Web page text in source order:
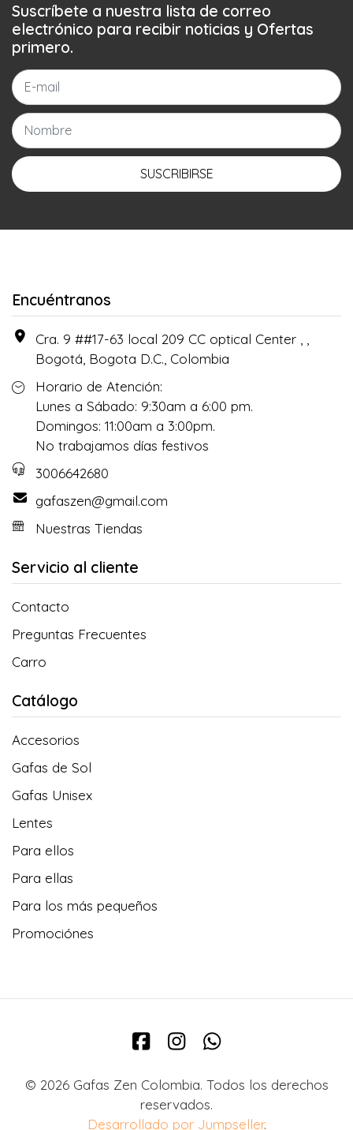
Suscríbete a nuestra lista de correo
electrónico para recibir noticias y Ofertas
primero.
SUSCRIBIRSE
Encuéntranos
Cra. 9 ##17-63 local 209 CC optical Center , ,
Bogotá, Bogota D.C., Colombia
Horario de Atención:
Lunes a Sábado: 9:30am a 6:00 pm.
Domingos: 11:00am a 3:00pm.
No trabajamos días festivos
3006642680
gafaszen@gmail.com
Nuestras Tiendas
Servicio al cliente
Contacto
Preguntas Frecuentes
Carro
Catálogo
Accesorios
Gafas de Sol
Gafas Unisex
Lentes
Para ellos
Para ellas
Para los más pequeños
Promociónes
© 2026 Gafas Zen Colombia. Todos los derechos
reservados.
Desarrollado por Jumpseller.